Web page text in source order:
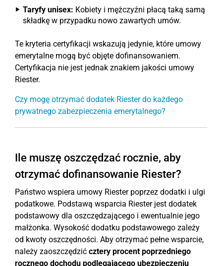
Taryfy unisex: Kobiety i mężczyźni płacą taką samą
składkę w przypadku nowo zawartych umów.
Te kryteria certyfikacji wskazują jedynie, które umowy
emerytalne mogą być objęte dofinansowaniem.
Certyfikacja nie jest jednak znakiem jakości umowy
Riester.
Czy mogę otrzymać dodatek Riester do każdego
prywatnego zabezpieczenia emerytalnego?
Ile muszę oszczędzać rocznie, aby
otrzymać dofinansowanie Riester?
Państwo wspiera umowy Riester poprzez dodatki i ulgi
podatkowe. Podstawą wsparcia Riester jest dodatek
podstawowy dla oszczędzającego i ewentualnie jego
małżonka. Wysokość dodatku podstawowego zależy
od kwoty oszczędności. Aby otrzymać pełne wsparcie,
należy zaoszczędzić cztery procent poprzedniego
rocznego dochodu podlegającego ubezpieczeniu